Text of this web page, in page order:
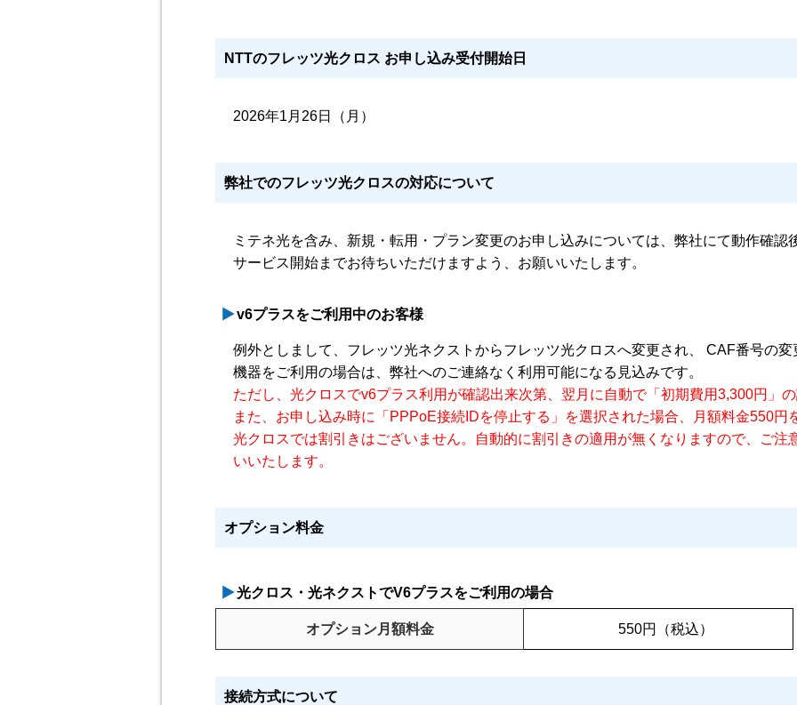
NTTのフレッツ光クロス お申し込み受付開始日
2026年1月26日（月）
弊社でのフレッツ光クロスの対応について
ミテネ光を含み、新規・転用・プラン変更のお申し込みについては、弊社にて動作確認
サービス開始までお待ちいただけますよう、お願いいたします。
v6プラスをご利用中のお客様
例外としまして、フレッツ光ネクストからフレッツ光クロスへ変更され、 CAF番号の
機器をご利用の場合は、弊社へのご連絡なく利用可能になる見込みです。
ただし、光クロスでv6プラス利用が確認出来次第、翌月に自動で「初期費用3,300円」の
また、お申し込み時に「PPPoE接続IDを停止する」を選択された場合、月額料金550円
光クロスでは割引きはございません。自動的に割引きの適用が無くなりますので、ご注
いいたします。
オプション料金
光クロス・光ネクストでV6プラスをご利用の場合
オプション月額料金 550円（税込）
接続方式について